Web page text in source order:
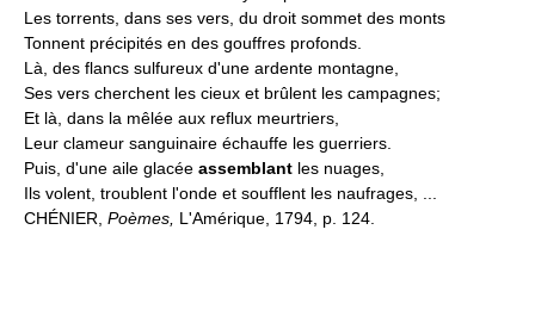
Les torrents, dans ses vers, du droit sommet des monts
Tonnent précipités en des gouffres profonds.
Là, des flancs sulfureux d'une ardente montagne,
Ses vers cherchent les cieux et brûlent les campagnes;
Et là, dans la mêlée aux reflux meurtriers,
Leur clameur sanguinaire échauffe les guerriers.
Puis, d'une aile glacée assemblant les nuages,
Ils volent, troublent l'onde et soufflent les naufrages, ...
CHÉNIER, Poèmes, L'Amérique, 1794, p. 124.